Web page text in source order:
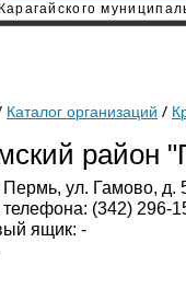
Каталог организаций
район
ул. Гамово, д.
(342) 296-
ящик: -